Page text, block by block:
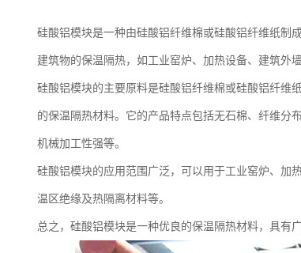
硅酸铝模块是一种由硅酸铝纤维棉或硅酸铝纤维纸制
建筑物的保温隔热，如工业窑炉、加热设备、建筑外墙
硅酸铝模块的主要原料是硅酸铝纤维棉或硅酸铝纤维
的保温隔热材料。它的产品特点包括无石棉、纤维分
机械加工性强等。
硅酸铝模块的应用范围广泛，可以用于工业窑炉、加
温区绝缘及热隔离材料等。
总之，硅酸铝模块是一种优良的保温隔热材料，具有